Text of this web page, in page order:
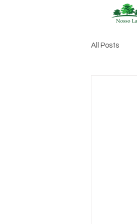
All Posts